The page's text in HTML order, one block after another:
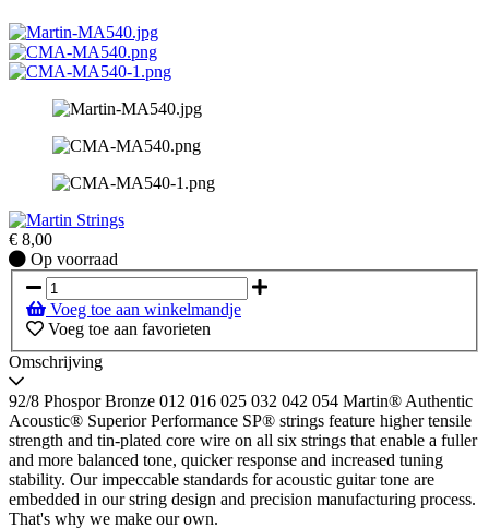
€ 8,00
Op
voorraad
Op voorraad
Voeg toe aan winkelmandje
Voeg toe aan favorieten
Omschrijving
92/8 Phospor Bronze 012 016 025 032 042 054 Martin® Authentic
Acoustic® Superior Performance SP® strings feature higher tensile
strength and tin-plated core wire on all six strings that enable a fuller
and more balanced tone, quicker response and increased tuning
stability. Our impeccable standards for acoustic guitar tone are
embedded in our string design and precision manufacturing process.
That's why we make our own.